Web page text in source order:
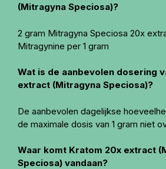
(Mitragyna Speciosa)?
2 gram Mitragyna Speciosa 20x
Mitragynine per 1 gram
Wat is de aanbevolen dosering
extract (Mitragyna Speciosa)?
De aanbevolen dagelijkse
de maximale dosis van 1 gram niet
Waar komt Kratom 20x extract
Speciosa) vandaan?